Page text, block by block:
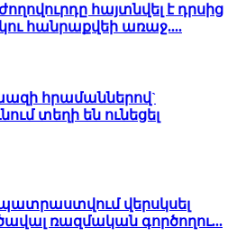
հայտնվել է դրսից
հանրաքվեի առաջ....
հրամաններով`
տեղի են ունեցել
վերսկսել
ռազմական գործողու...